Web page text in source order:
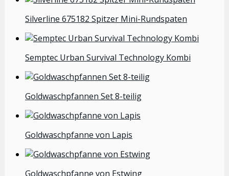
Silverline 675182 Spitzer Mini-Rundspaten
Semptec Urban Survival Technology Kombi
Goldwaschpfannen Set 8-teilig
Goldwaschpfanne von Lapis
Goldwaschpfanne von Estwing